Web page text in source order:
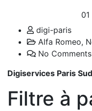
digi-paris
Alfa Romeo,
No Comments
Digiservices Paris Sud
Filtre à